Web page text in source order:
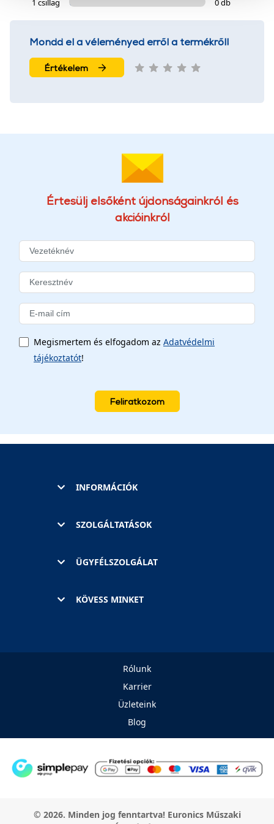
szolgáltatásaink biztosításához szükségesek. Az oldal
1 csillag
0 db
Mondd el a véleményed erről a termékről!
Értékelem
Értesülj elsőként újdonságainkról és
akcióinkról
Megismertem és elfogadom az Adatvédelmi
tájékoztatót!
Feliratkozom
INFORMÁCIÓK
SZOLGÁLTATÁSOK
ÜGYFÉLSZOLGÁLAT
KÖVESS MINKET
Rólunk
Karrier
Üzleteink
Blog
© 2026. Minden jog fenntartva! Euronics Műszaki